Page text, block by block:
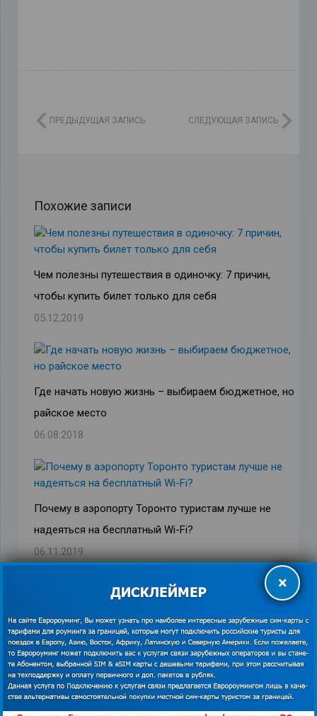
ПРЕДЫДУЩАЯ ЗАПИСЬ СЛЕДУЮЩАЯ ЗАПИСЬ
Похожие записи
Чем полезны путешествия в одиночку: 7 причин,
чтобы купить билет только для себя
05.12.2019
Где начать новую жизнь – выбираем бюджетное, но
райское место
06.08.2018
Почему в аэропорту Торонто туристам лучше не
надеяться на бесплатный Wi-Fi?
06.11.2019
×